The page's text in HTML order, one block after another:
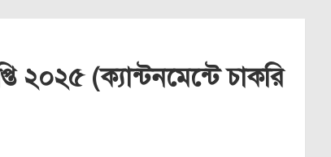
২০২৫ (ক্যান্টনমেন্টে চাকরি